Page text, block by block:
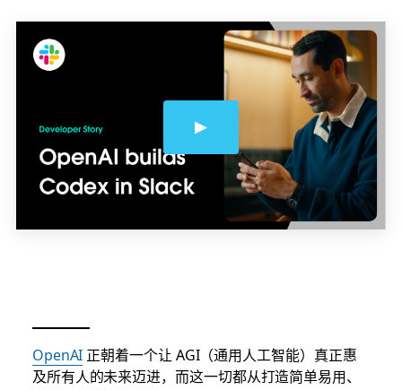
OpenAI 正朝着一个让 AGI（通用人工智能）真正惠
及所有人的未来迈进，而这一切都从打造简单易用、